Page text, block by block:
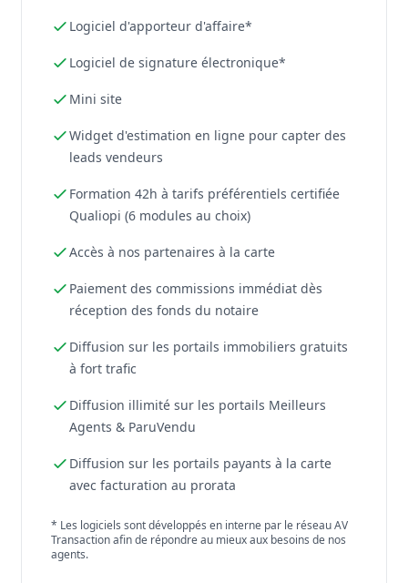
Logiciel d'apporteur d'affaire*
Logiciel de signature électronique*
Mini site
Widget d'estimation en ligne pour capter des
leads vendeurs
Formation 42h à tarifs préférentiels certifiée
Qualiopi (6 modules au choix)
Accès à nos partenaires à la carte
Paiement des commissions immédiat dès
réception des fonds du notaire
Diffusion sur les portails immobiliers gratuits
à fort trafic
Diffusion illimité sur les portails Meilleurs
Agents & ParuVendu
Diffusion sur les portails payants à la carte
avec facturation au prorata
* Les logiciels sont développés en interne par le réseau AV
Transaction afin de répondre au mieux aux besoins de nos
agents.